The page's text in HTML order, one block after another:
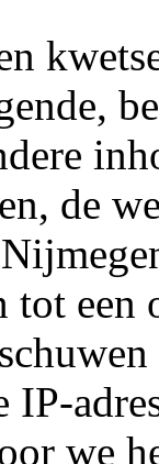
de
tot een
IP-
we